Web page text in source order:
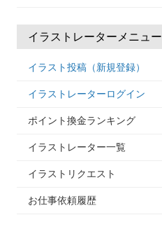
イラストレーターメニュー
イラスト投稿（新規登録）
イラストレーターログイン
ポイント換金ランキング
イラストレーター一覧
イラストリクエスト
お仕事依頼履歴